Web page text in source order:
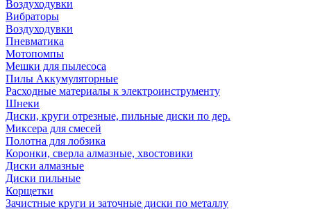
Воздуходувки
Вибраторы
Воздуходувки
Пневматика
Мотопомпы
Мешки для пылесоса
Пилы Аккумуляторные
Расходные материалы к электроинструменту
Шнеки
Диски, круги отрезные, пильные диски по дер.
Миксера для смесей
Полотна для лобзика
Коронки, сверла алмазные, хвостовики
Диски алмазные
Диски пильные
Корщетки
Зачистные круги и заточные диски по металлу